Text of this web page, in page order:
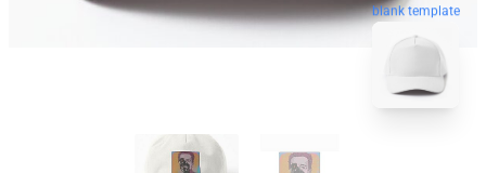
blank template